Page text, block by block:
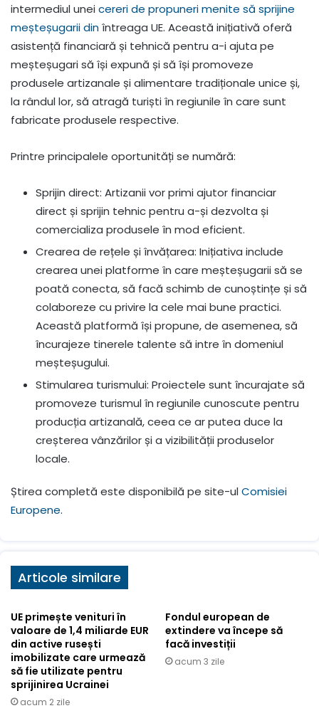
intermediul uneicereri de propuneri menite să sprijine
meșteșugarii dinîntreaga UE. Această inițiativă oferă
asistență financiară și tehnică pentru a-i ajuta pe
meșteșugari să își expună și să își promoveze
produsele artizanale și alimentare tradiționale unice și,
la rândul lor, să atragă turiști în regiunile în care sunt
fabricate produsele respective.
Printre principalele oportunități se numără:
Sprijin direct: Artizanii vor primi ajutor financiar
direct și sprijin tehnic pentru a-și dezvolta și
comercializa produsele în mod eficient.
Crearea de rețele și învățarea: Inițiativa include
crearea unei platforme în care meșteșugarii să se
poată conecta, să facă schimb de cunoștințe și să
colaboreze cu privire la cele mai bune practici.
Această platformă își propune, de asemenea, să
încurajeze tinerele talente să intre în domeniul
meșteșugului.
Stimularea turismului: Proiectele sunt încurajate să
promoveze turismul în regiunile cunoscute pentru
producția artizanală, ceea ce ar putea duce la
creșterea vânzărilor și a vizibilității produselor
locale.
Știrea completă este disponibilă pe site-ulComisiei
Europene.
Articole similare
UE primește venituri în
valoare de 1,4 miliarde EUR
din active rusești
imobilizate care urmează
să fie utilizate pentru
sprijinirea Ucrainei
acum 2 zile
Fondul european de
extindere va începe să
facă investiții
acum 3 zile